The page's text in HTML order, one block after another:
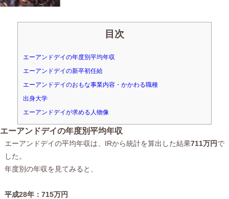
目次
エーアンドデイの年度別平均年収
エーアンドデイの新卒初任給
エーアンドデイのおもな事業内容・かかわる職種
出身大学
エーアンドデイが求める人物像
エーアンドデイの年度別平均年収
エーアンドデイの平均年収は、IRから統計を算出した結果711万円で
した。
年度別の年収を見てみると、
平成28年：715万円